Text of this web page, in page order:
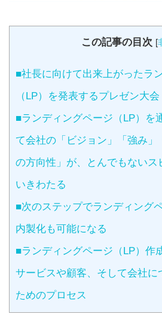
この記事の目次 [
■社長に向けて出来上がったラ
（LP）を発表するプレゼン大会
■ランディングページ（LP）を
て会社の「ビジョン」「強み」
の方向性」が、とんでもないス
いきわたる
■次のステップでランディング
内製化も可能になる
■ランディングページ（LP）作
サービスや顧客、そして会社に
ためのプロセス